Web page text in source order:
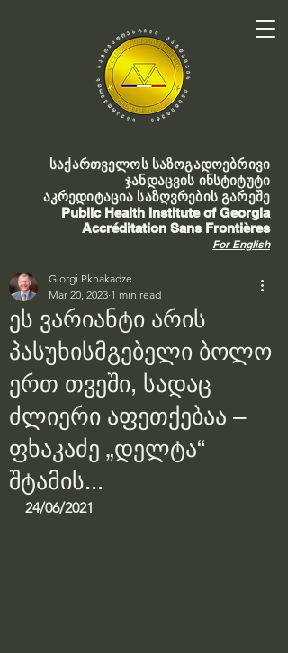
საქართველოს საზოგადოებრივი
ჯანდაცვის ინსტიტუტი
აკრედიტაცია საზღვრების გარეშე
Public Health Institute of Georgia
Accréditation Sans Frontières
For English
ეს ვარიანტი არის
პასუხისმგებელი ბოლო
ერთ თვეში, სადაც
ძლიერი აფეთქებაა –
ფხაკაძე „დელტა“
შტამის...
Giorgi Pkhakadze
Mar 20, 2023 1 min read
24/06/2021